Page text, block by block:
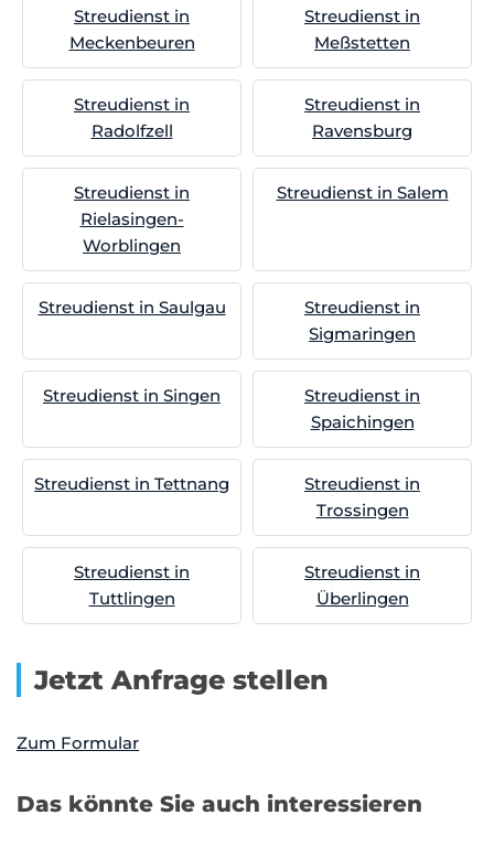
Streudienst in
Meckenbeuren
Streudienst in
Meßstetten
Streudienst in
Radolfzell
Streudienst in
Ravensburg
Streudienst in
Rielasingen-
Worblingen
Streudienst in Salem
Streudienst in Saulgau
Streudienst in
Sigmaringen
Streudienst in Singen
Streudienst in
Spaichingen
Streudienst in Tettnang
Streudienst in
Trossingen
Streudienst in
Tuttlingen
Streudienst in
Überlingen
Jetzt Anfrage stellen
Zum Formular
Das könnte Sie auch interessieren